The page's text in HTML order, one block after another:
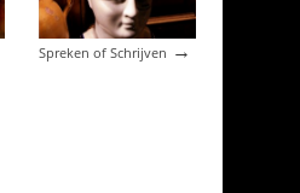
Spreken of Schrijven →